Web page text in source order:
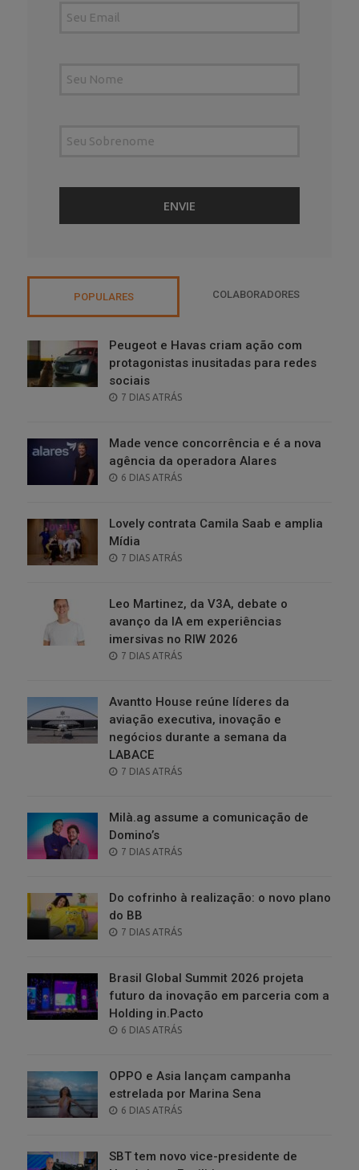
POPULARES COLABORADORES
Peugeot e Havas criam ação com
protagonistas inusitadas para redes
sociais
POSTED
7 DIAS ATRÁS
Made vence concorrência e é a nova
agência da operadora Alares
POSTED
6 DIAS ATRÁS
Lovely contrata Camila Saab e amplia
Mídia
POSTED
7 DIAS ATRÁS
Leo Martinez, da V3A, debate o
avanço da IA em experiências
imersivas no RIW 2026
POSTED
7 DIAS ATRÁS
Avantto House reúne líderes da
aviação executiva, inovação e
negócios durante a semana da
LABACE
POSTED
7 DIAS ATRÁS
Milà.ag assume a comunicação de
Domino’s
POSTED
7 DIAS ATRÁS
Do cofrinho à realização: o novo plano
do BB
POSTED
7 DIAS ATRÁS
Brasil Global Summit 2026 projeta
futuro da inovação em parceria com a
Holding in.Pacto
POSTED
6 DIAS ATRÁS
OPPO e Asia lançam campanha
estrelada por Marina Sena
POSTED
6 DIAS ATRÁS
SBT tem novo vice-presidente de